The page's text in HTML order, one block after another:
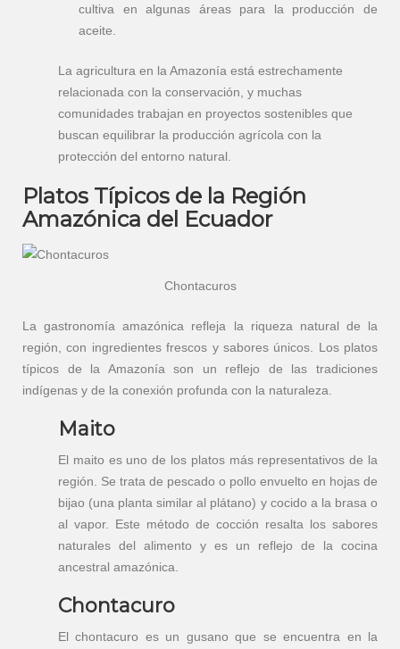
cultiva en algunas áreas para la producción de
aceite.
La agricultura en la Amazonía está estrechamente
relacionada con la conservación, y muchas
comunidades trabajan en proyectos sostenibles que
buscan equilibrar la producción agrícola con la
protección del entorno natural.
Platos Típicos de la Región
Amazónica del Ecuador
Chontacuros
La gastronomía amazónica refleja la riqueza natural de la
región, con ingredientes frescos y sabores únicos. Los platos
típicos de la Amazonía son un reflejo de las tradiciones
indígenas y de la conexión profunda con la naturaleza.
Maito
El maito es uno de los platos más representativos de la
región. Se trata de pescado o pollo envuelto en hojas de
bijao (una planta similar al plátano) y cocido a la brasa o
al vapor. Este método de cocción resalta los sabores
naturales del alimento y es un reflejo de la cocina
ancestral amazónica.
Chontacuro
El chontacuro es un gusano que se encuentra en la